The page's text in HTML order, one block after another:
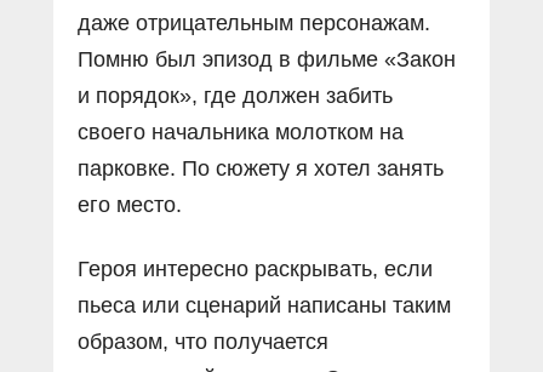
даже отрицательным персонажам.
Помню был эпизод в фильме «Закон
и порядок», где должен забить
своего начальника молотком на
парковке. По сюжету я хотел занять
его место.
Героя интересно раскрывать, если
пьеса или сценарий написаны таким
образом, что получается